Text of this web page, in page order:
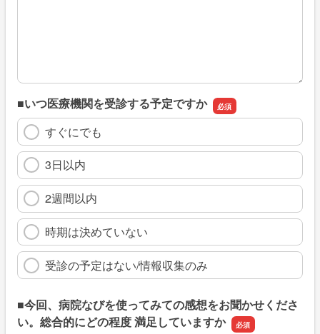
■いつ医療機関を受診する予定ですか
すぐにでも
3日以内
2週間以内
時期は決めていない
受診の予定はない/情報収集のみ
■今回、病院なびを使ってみての感想をお聞かせくださ
い。総合的にどの程度 満足していますか